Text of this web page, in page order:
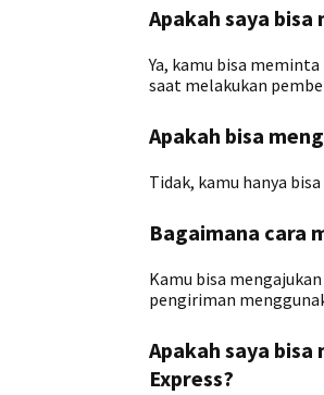
Apakah saya
Ya, kamu bisa
saat melakukan
Apakah bisa
Tidak, kamu hanya
Bagaimana cara
Kamu bisa
pengiriman
Apakah saya
Express?